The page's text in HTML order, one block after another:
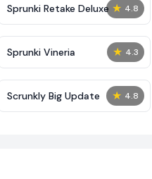
★ 4.8
Sprunki Retake Deluxe
★ 4.3
Sprunki Vineria
★ 4.8
Scrunkly Big Update